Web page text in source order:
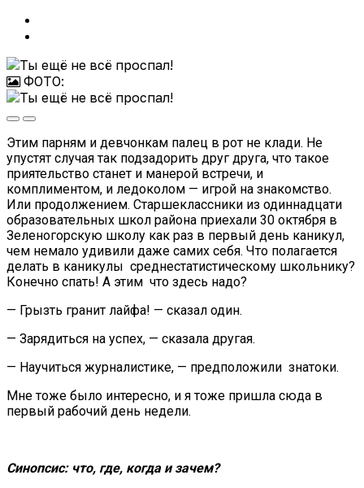
ФОТО:
Этим парням и девчонкам палец в рот не клади. Не
упустят случая так подзадорить друг друга, что такое
приятельство станет и манерой встречи, и
комплиментом, и ледоколом — игрой на знакомство.
Или продолжением. Старшеклассники из одиннадцати
образовательных школ района приехали 30 октября в
Зеленогорскую школу как раз в первый день каникул,
чем немало удивили даже самих себя. Что полагается
делать в каникулы среднестатистическому школьнику?
Конечно спать! А этим что здесь надо?
— Грызть гранит лайфа! — сказал один.
— Зарядиться на успех, — сказала другая.
— Научиться журналистике, — предположили знатоки.
Мне тоже было интересно, и я тоже пришла сюда в
первый рабочий день недели.
Синопсис: что, где, когда и зачем?